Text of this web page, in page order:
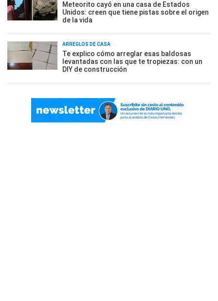
Meteorito cayó en una casa de Estados
Unidos: creen que tiene pistas sobre el origen
de la vida
ARREGLOS DE CASA
Te explico cómo arreglar esas baldosas
levantadas con las que te tropiezas: con un
DIY de construcción